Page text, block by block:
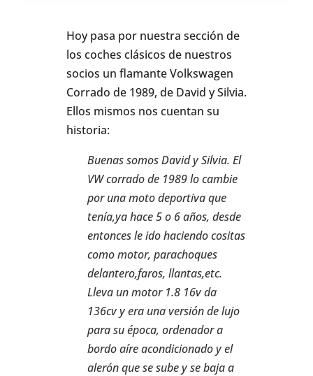
Hoy pasa por nuestra sección de
los coches clásicos de nuestros
socios un flamante Volkswagen
Corrado de 1989, de David y Silvia.
Ellos mismos nos cuentan su
historia:
Buenas somos David y Silvia. El
VW corrado de 1989 lo cambie
por una moto deportiva que
tenía,ya hace 5 o 6 años, desde
entonces le ido haciendo cositas
como motor, parachoques
delantero,faros, llantas,etc.
Lleva un motor 1.8 16v da
136cv y era una versión de lujo
para su época, ordenador a
bordo aíre acondicionado y el
alerón que se sube y se baja a